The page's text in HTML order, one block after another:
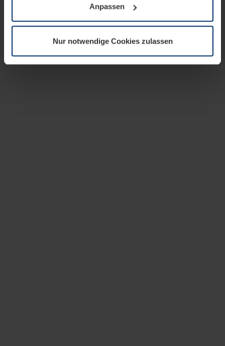
notwendig sind. Für alle anderen Cookie-Typen benötigen
wir Ihre Erlaubnis. Ihre Einwilligung können Sie jederzeit
Datenschutzerklärungunserer Website ändern oder
widerrufen.
Anpassen
Nur notwendige Cookies zulassen